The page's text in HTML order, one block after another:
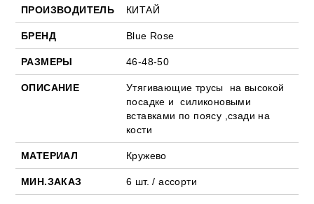
ПРОИЗВОДИТЕЛЬ КИТАЙ
БРЕНД Blue Rose
РАЗМЕРЫ 46-48-50
ОПИСАНИЕ
Утягивающие трусы на высокой
посадке и силиконовыми
вставками по поясу ,сзади на
кости
МАТЕРИАЛ Кружево
МИН.ЗАКАЗ 6 шт. / ассорти